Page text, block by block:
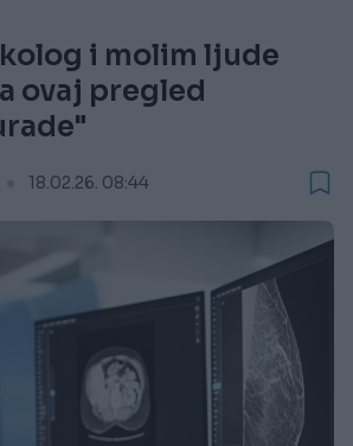
i molim ljude
ovaj pregled
18.02.26. 08:44